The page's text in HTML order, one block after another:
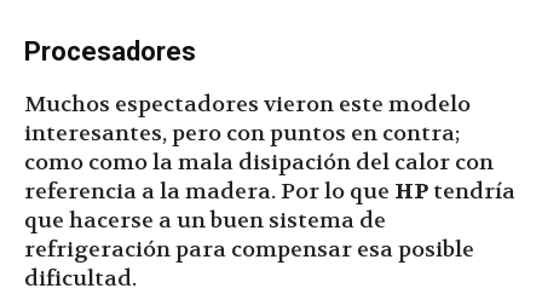
Procesadores
Muchos espectadores vieron este modelo
interesantes, pero con puntos en contra;
como como la mala disipación del calor con
referencia a la madera. Por lo que HP tendría
que hacerse a un buen sistema de
refrigeración para compensar esa posible
dificultad.